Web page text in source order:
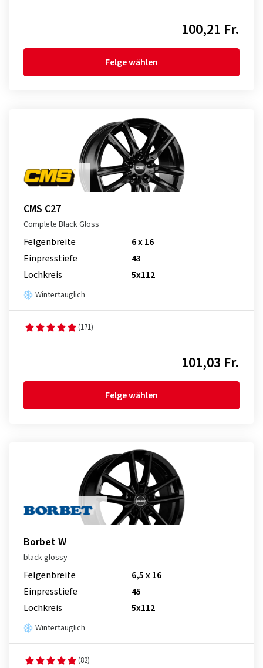
100,21 Fr.
Felge wählen
CMS C27
Complete Black Gloss
Felgenbreite
6 x 16
Einpresstiefe
43
Lochkreis
5x112
Wintertauglich
(171)
101,03 Fr.
Felge wählen
Borbet W
black glossy
Felgenbreite
6,5 x 16
Einpresstiefe
45
Lochkreis
5x112
Wintertauglich
(82)